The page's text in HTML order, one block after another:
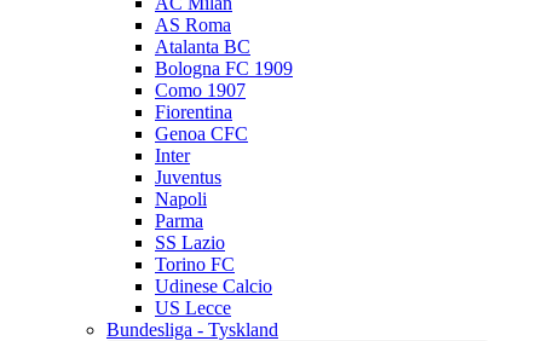
AS Roma
Atalanta BC
Bologna FC 1909
Como 1907
Fiorentina
Genoa CFC
Inter
Juventus
Napoli
Parma
SS Lazio
Torino FC
Udinese Calcio
US Lecce
Bundesliga - Tyskland